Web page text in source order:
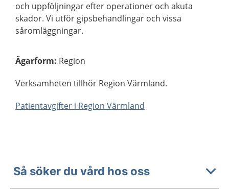
och uppföljningar efter operationer och akuta
skador. Vi utför gipsbehandlingar och vissa
såromläggningar.
Ägarform: Region
Verksamheten tillhör Region Värmland.
Patientavgifter i Region Värmland
Så söker du vård hos oss